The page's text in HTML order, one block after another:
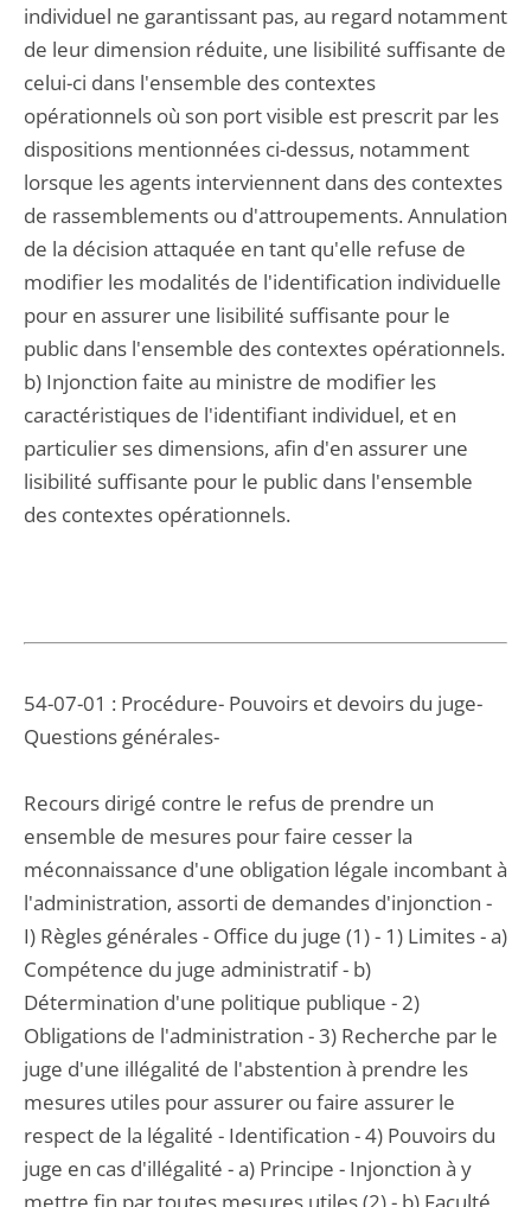
individuel ne garantissant pas, au regard notamment
de leur dimension réduite, une lisibilité suffisante de
celui-ci dans l'ensemble des contextes
opérationnels où son port visible est prescrit par les
dispositions mentionnées ci-dessus, notamment
lorsque les agents interviennent dans des contextes
de rassemblements ou d'attroupements. Annulation
de la décision attaquée en tant qu'elle refuse de
modifier les modalités de l'identification individuelle
pour en assurer une lisibilité suffisante pour le
public dans l'ensemble des contextes opérationnels.
b) Injonction faite au ministre de modifier les
caractéristiques de l'identifiant individuel, et en
particulier ses dimensions, afin d'en assurer une
lisibilité suffisante pour le public dans l'ensemble
des contextes opérationnels.
54-07-01 : Procédure- Pouvoirs et devoirs du juge-
Questions générales-
Recours dirigé contre le refus de prendre un
ensemble de mesures pour faire cesser la
méconnaissance d'une obligation légale incombant à
l'administration, assorti de demandes d'injonction -
I) Règles générales - Office du juge (1) - 1) Limites - a)
Compétence du juge administratif - b)
Détermination d'une politique publique - 2)
Obligations de l'administration - 3) Recherche par le
juge d'une illégalité de l'abstention à prendre les
mesures utiles pour assurer ou faire assurer le
respect de la légalité - Identification - 4) Pouvoirs du
juge en cas d'illégalité - a) Principe - Injonction à y